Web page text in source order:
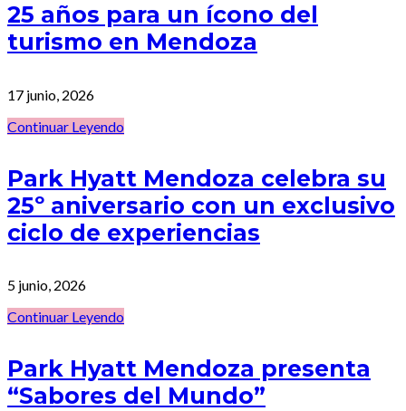
25 años para un ícono del
turismo en Mendoza
17 junio, 2026
Continuar Leyendo
Park Hyatt Mendoza celebra su
25º aniversario con un exclusivo
ciclo de experiencias
5 junio, 2026
Continuar Leyendo
Park Hyatt Mendoza presenta
“Sabores del Mundo”